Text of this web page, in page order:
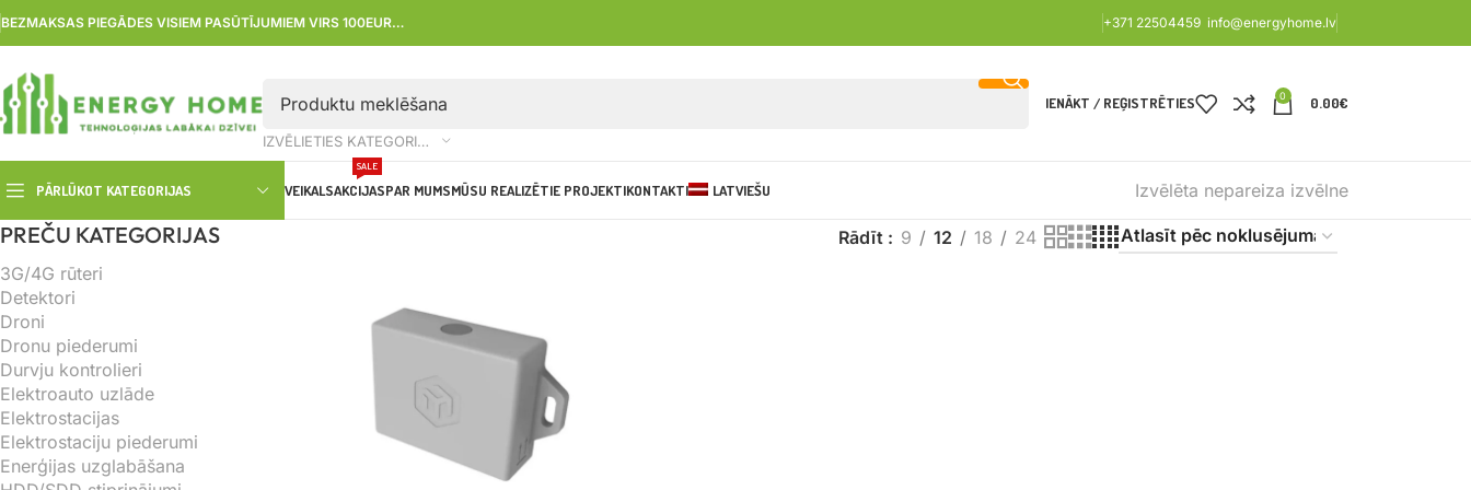
BEZMAKSAS PIEGĀDES VISIEM PASŪTĪJUMIEM VIRS 100EUR… +371 22504459 info@energyhome.lv
IZVĒLIETIES KATEGORIJU
IENĀKT / REĢISTRĒTIES 0 0.00€
PĀRLŪKOT KATEGORIJAS VEIKALSAKCIJAS
SALE
PAR MUMSMŪSU REALIZĒTIE PROJEKTIKONTAKTI LATVIEŠU Izvēlēta nepareiza izvēlne
PREČU KATEGORIJAS
3G/4G rūteri
Detektori
Droni
Dronu piederumi
Durvju kontrolieri
Elektroauto uzlāde
Elektrostacijas
Elektrostaciju piederumi
Enerģijas uzglabāšana
Rādīt 9 12 18 24